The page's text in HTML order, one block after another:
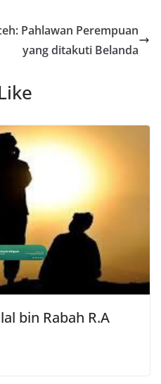
Pahlawan Perempuan
yang ditakuti Belanda
bin Rabah R.A